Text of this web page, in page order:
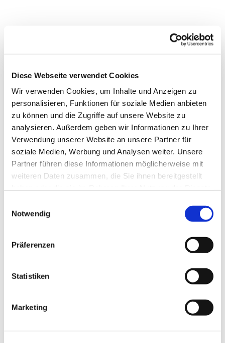
Diese Webseite verwendet Cookies
Wir verwenden Cookies, um Inhalte und Anzeigen zu
personalisieren, Funktionen für soziale Medien anbieten
zu können und die Zugriffe auf unsere Website zu
analysieren. Außerdem geben wir Informationen zu Ihrer
Verwendung unserer Website an unsere Partner für
soziale Medien, Werbung und Analysen weiter. Unsere
Partner führen diese Informationen möglicherweise mit
weiteren Daten zusammen, die Sie ihnen bereitgestellt
Notwendig
Präferenzen
Statistiken
Marketing
Dies könnte Sie auch